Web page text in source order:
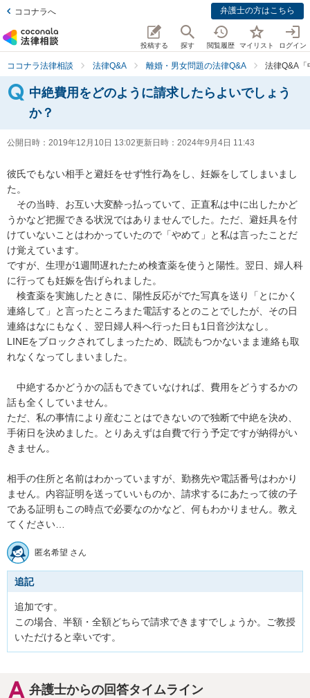
ココナラへ 弁護士の方はこちら
投稿する 探す 閲覧履歴 マイリスト ログイン
ココナラ法律相談 法律Q&A 離婚・男女問題の法律Q&A 法律Q&A
中絶費用をどのように請求したらよいでしょう
か？
公開日時： 2019年12月10日 13:02更新日時： 2024年9月4日 11:43
彼氏でもない相手と避妊をせず性行為をし、妊娠をしてしまいまし
た。
その当時、お互い大変酔っ払っていて、正直私は中に出したかど
うかなど把握できる状況ではありませんでした。ただ、避妊具を付
けていないことはわかっていたので「やめて」と私は言ったことだ
け覚えています。
ですが、生理が1週間遅れたため検査薬を使うと陽性。翌日、婦人科
に行っても妊娠を告げられました。
検査薬を実施したときに、陽性反応がでた写真を送り「とにかく
連絡して」と言ったところまた電話するとのことでしたが、その日
連絡はなにもなく、翌日婦人科へ行った日も1日音沙汰なし。
LINEをブロックされてしまったため、既読もつかないまま連絡も取
れなくなってしまいました。
中絶するかどうかの話もできていなければ、費用をどうするかの
話も全くしていません。
ただ、私の事情により産むことはできないので独断で中絶を決め、
手術日を決めました。とりあえずは自費で行う予定ですが納得がい
きません。
相手の住所と名前はわかっていますが、勤務先や電話番号はわかり
ません。内容証明を送っていいものか、請求するにあたって彼の子
である証明もこの時点で必要なのかなど、何もわかりません。教え
てください…
匿名希望 さん
追記
追加です。
この場合、半額・全額どちらで請求できますでしょうか。ご教授
いただけると幸いです。
弁護士からの回答タイムライン